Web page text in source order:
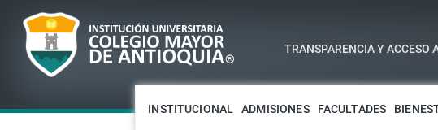
TRANSPARENCIA Y ACCESO
INSTITUCIONAL ADMISIONES FACULTADES